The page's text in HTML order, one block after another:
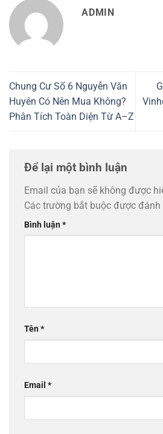
ADMIN
Chung Cư Số 6 Nguyễn Văn
Huyên Có Nên Mua Không?
Phân Tích Toàn Diện Từ A–Z
Để lại một bình luận
Email của bạn sẽ không được
Các trường bắt buộc được đánh
Bình luận*
Tên*
Email *